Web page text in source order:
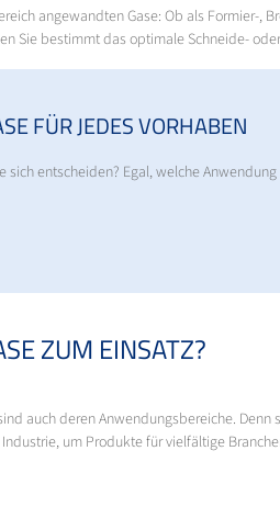
angewandten Gase: Ob als Formier-
Sie bestimmt das optimale Schneide-
FÜR JEDES VORHABEN
sich entscheiden? Egal, welche
ZUM EINSATZ?
auch deren Anwendungsbereiche.
um Produkte für vielfältige